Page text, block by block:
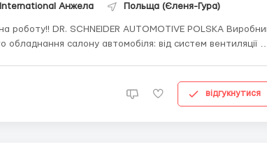
Анжела Польща (Єленя-Гура)
POLSKA Виробник
обладнання салону автомобіля: від систем вентиляції до
відгукнутися